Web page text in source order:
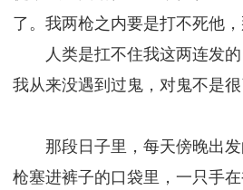
了。我两枪之内要是打不死他
人类是扛不住我这两连发
我从来没遇到过鬼，对鬼不是很
那段日子里，每天傍晚出
枪塞进裤子的口袋里，一只手